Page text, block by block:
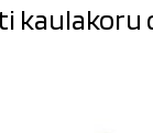
kaulakoru